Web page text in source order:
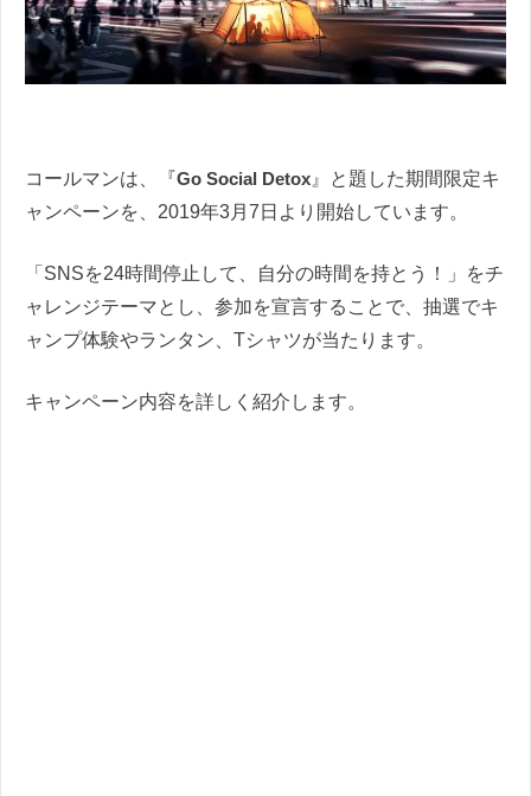
コールマンは、『Go Social Detox 』と題した期間限定キ
ャンペーンを、2019年3月7日より開始しています。
「SNSを24時間停止して、自分の時間を持とう！」をチ
ャレンジテーマとし、参加を宣言することで、抽選でキ
ャンプ体験やランタン、Tシャツが当たります。
キャンペーン内容を詳しく紹介します。